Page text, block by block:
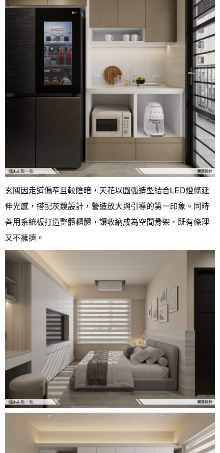
玄關因走道偏窄且較陰暗，天花以圓弧造型結合LED燈條延
伸光感，搭配灰鏡設計，營造放大與引導的第一印象。同時
善用系統板打造整體櫃體，讓收納成為空間骨架，既有條理
又不擁擠。